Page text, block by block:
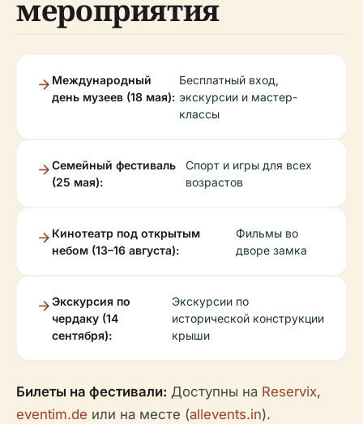
мероприятия
Международный
день музеев (18 мая):
Бесплатный вход,
экскурсии и мастер-
классы
Семейный фестиваль
(25 мая):
Спорт и игры для всех
возрастов
Кинотеатр под открытым
небом (13–16 августа):
Фильмы во
дворе замка
Экскурсия по
чердаку (14
сентября):
Экскурсии по
исторической конструкции
крыши
Билеты на фестивали: Доступны на Reservix,
eventim.de или на месте (allevents.in).